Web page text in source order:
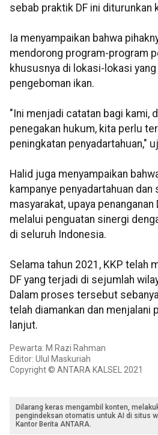
sebab praktik DF ini diturunkan
Ia menyampaikan bahwa
mendorong program-program
khususnya di lokasi-lokasi
pengeboman ikan.
"Ini menjadi catatan bagi kami,
penegakan hukum, kita perlu
peningkatan penyadartahuan,"
Halid juga menyampaikan
kampanye penyadartahuan
masyarakat, upaya penanganan
melalui penguatan sinergi
di seluruh Indonesia.
Selama tahun 2021, KKP telah
DF yang terjadi di sejumlah
Dalam proses tersebut
telah diamankan dan menjalani
lanjut.
Pewarta: M Razi Rahman
Editor: Ulul Maskuriah
Copyright © ANTARA KALSEL 2021
Dilarang keras mengambil konten,
pengindeksan otomatis untuk AI di situs
Kantor Berita ANTARA.